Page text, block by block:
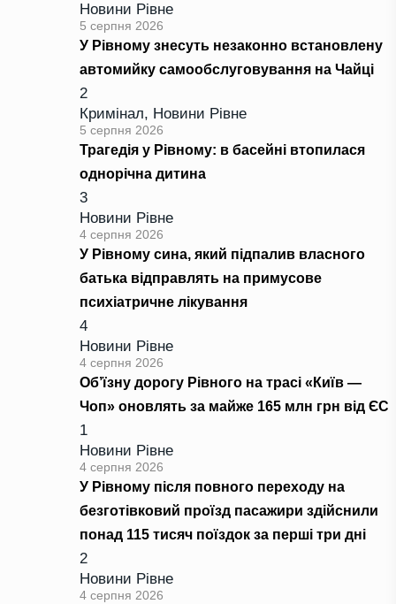
Новини Рівне
5 серпня 2026
У Рівному знесуть незаконно встановлену
автомийку самообслуговування на Чайці
2
Кримінал, Новини Рівне
5 серпня 2026
Трагедія у Рівному: в басейні втопилася
однорічна дитина
3
Новини Рівне
4 серпня 2026
У Рівному сина, який підпалив власного
батька відправлять на примусове
психіатричне лікування
4
Новини Рівне
4 серпня 2026
Об’їзну дорогу Рівного на трасі «Київ —
Чоп» оновлять за майже 165 млн грн від ЄС
1
Новини Рівне
4 серпня 2026
У Рівному після повного переходу на
безготівковий проїзд пасажири здійснили
понад 115 тисяч поїздок за перші три дні
2
Новини Рівне
4 серпня 2026